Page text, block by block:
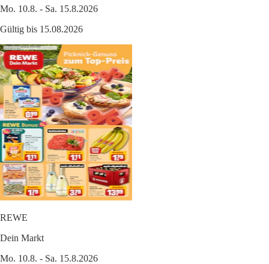
Mo. 10.8. - Sa. 15.8.2026
Gültig bis 15.08.2026
REWE
Dein Markt
Mo. 10.8. - Sa. 15.8.2026